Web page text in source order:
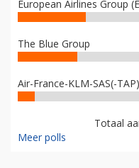
European Airlines Group
The Blue Group
Air-France-KLM-SAS(-TAP)
Totaal
Meer polls